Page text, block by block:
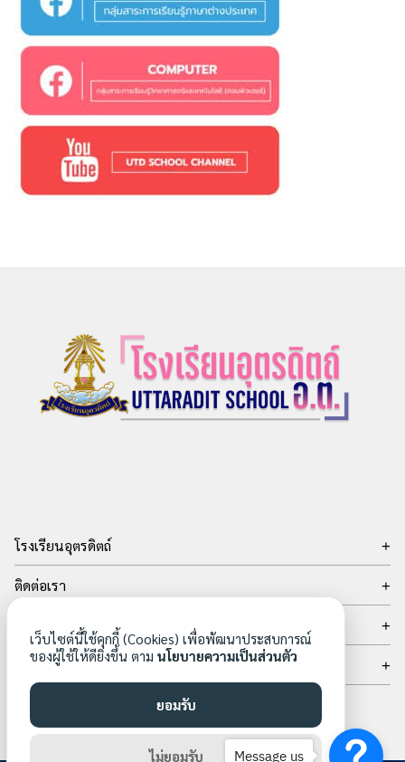
โรงเรียนอุตรดิตถ์
เลขที่ 15 ถ.อินใจมี ต.ท่าอิฐ อ.เมือง จ.อุตรดิตถ์ 53000
ติดต่อเรา
โทรศัพท์
: 05-504-9665
โทรสาร
: 05-504-9605
Email: sarabunutd@utd.ac.th
เข้าสู่ระบบ
เข้าฟีด
แสดงความเห็นฟีด
เครือข่ายสังคมออนไลน์
Message us
เว็บไซต์นี้ใช้คุกกี้ (Cookies) เพื่อพัฒนาประสบการณ์
ของผู้ใช้ให้ดียิ่งขึ้น ตาม นโยบายความเป็นส่วนตัว
ยอมรับ
ไม่ยอมรับ